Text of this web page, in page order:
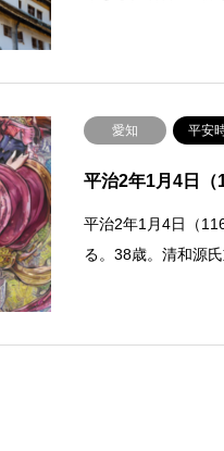
愛知 平安
平治2年1月4日（
平治2年1月4日（
る。38歳。清和源